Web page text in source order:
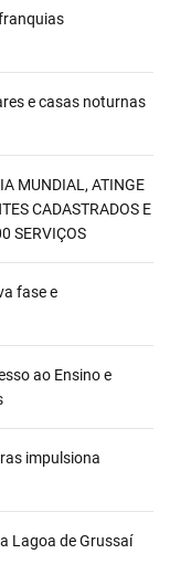
e casas noturnas
MUNDIAL, ATINGE
CADASTRADOS E
SERVIÇOS
fase e
ao Ensino e
impulsiona
Lagoa de Grussaí